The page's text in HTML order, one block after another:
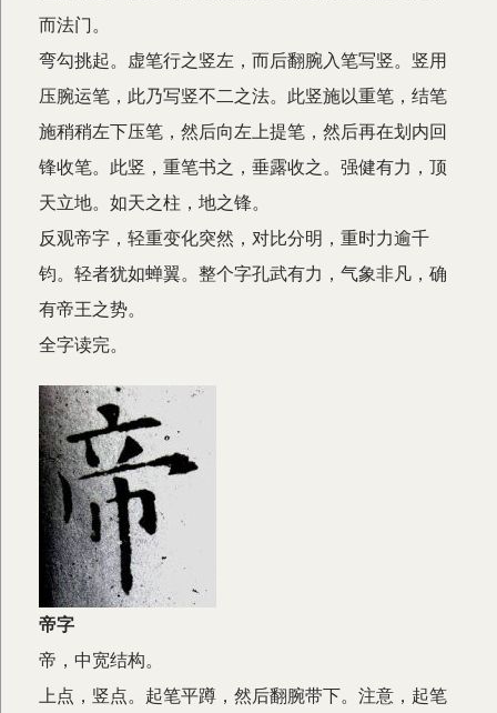
而法门。
弯勾挑起。虚笔行之竖左，而后翻腕入笔写竖。竖用
压腕运笔，此乃写竖不二之法。此竖施以重笔，结笔
施稍稍左下压笔，然后向左上提笔，然后再在划内回
锋收笔。此竖，重笔书之，垂露收之。强健有力，顶
天立地。如天之柱，地之锋。
反观帝字，轻重变化突然，对比分明，重时力逾千
钧。轻者犹如蝉翼。整个字孔武有力，气象非凡，确
有帝王之势。
全字读完。
帝字
帝，中宽结构。
上点，竖点。起笔平蹲，然后翻腕带下。注意，起笔